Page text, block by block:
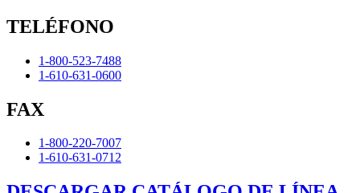
TELÉFONO
1-800-523-7488
1-610-631-0600
FAX
1-800-220-7007
1-610-631-0712